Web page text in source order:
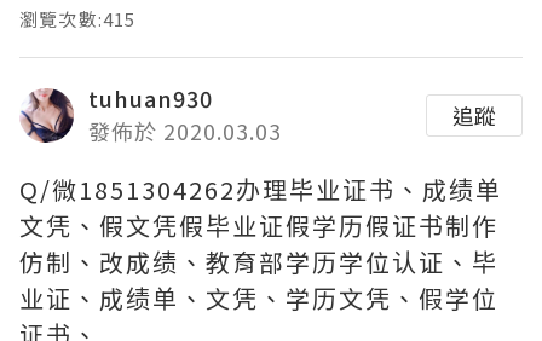
瀏覽次數:415
tuhuan930
發佈於 2020.03.03
追蹤
Q/微1851304262办理毕业证书、成绩单
文凭、假文凭假毕业证假学历假证书制作
仿制、改成绩、教育部学历学位认证、毕
业证、成绩单、文凭、学历文凭、假学位